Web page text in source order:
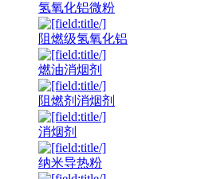
氢氧化铝微粉
阻燃级氢氧化铝
燃油消烟剂
阻燃剂消烟剂
消烟剂
纳米导热粉